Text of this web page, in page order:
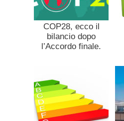
COP28, ecco il
bilancio dopo
l’Accordo finale.